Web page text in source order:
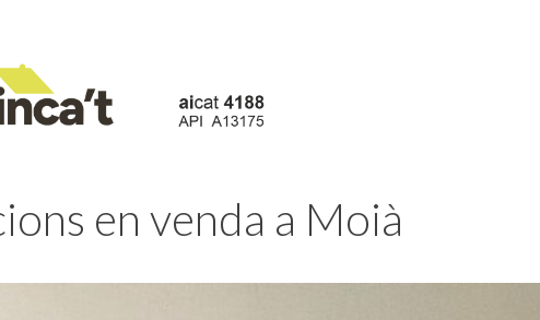
en venda a Moià